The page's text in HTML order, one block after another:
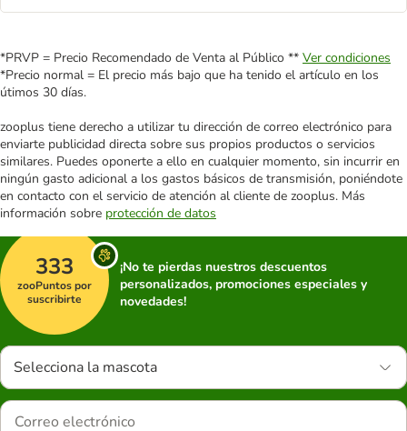
*PRVP = Precio Recomendado de Venta al Público ** Ver condiciones
*Precio normal = El precio más bajo que ha tenido el artículo en los
útimos 30 días.
zooplus tiene derecho a utilizar tu dirección de correo electrónico para
enviarte publicidad directa sobre sus propios productos o servicios
similares. Puedes oponerte a ello en cualquier momento, sin incurrir en
ningún gasto adicional a los gastos básicos de transmisión, poniéndote
en contacto con el servicio de atención al cliente de zooplus. Más
información sobre protección de datos
333
zooPuntos por
suscribirte
¡No te pierdas nuestros descuentos
personalizados, promociones especiales y
novedades!
Selecciona la mascota